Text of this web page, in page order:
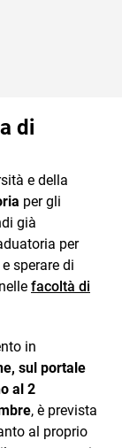
di
e della
per gli
già
per
sperare di
facoltà di
in
sul portale
al 2
, è prevista
al proprio